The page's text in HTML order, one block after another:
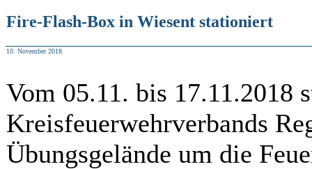
Fire-Flash-Box in Wiesent stationiert
10. November 2018
Vom 05.11. bis 17.11.2018
Kreisfeuerwehrverbands
Übungsgelände um die